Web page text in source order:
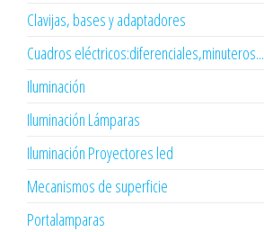
Clavijas, bases y adaptadores
Cuadros eléctricos:diferenciales,minuteros...
Iluminación
Iluminación Lámparas
Iluminación Proyectores led
Mecanismos de superficie
Portalamparas